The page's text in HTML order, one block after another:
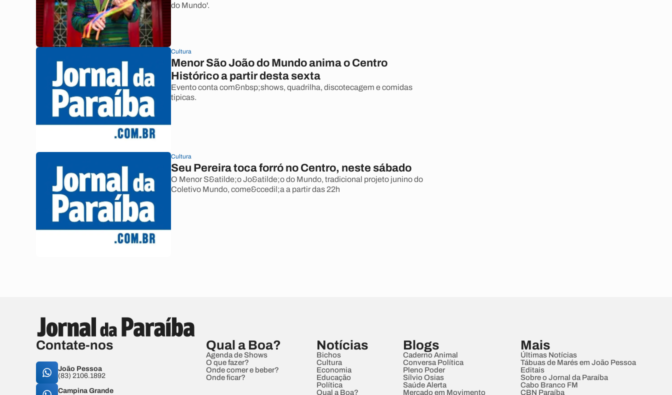
do Mundo'.
Cultura
Menor São João do Mundo anima o Centro
Histórico a partir desta sexta
Evento conta com&nbsp;shows, quadrilha, discotecagem e comidas
tipicas.
Cultura
Seu Pereira toca forró no Centro, neste sábado
O Menor S&atilde;o Jo&atilde;o do Mundo, tradicional projeto junino do
Coletivo Mundo, come&ccedil;a a partir das 22h
Contate-nos
João Pessoa
(83) 2106.1892
Campina Grande
Qual a Boa?
Agenda de Shows
O que fazer?
Onde comer e beber?
Onde ficar?
Notícias
Bichos
Cultura
Economia
Educação
Política
Qual a Boa?
Blogs
Caderno Animal
Conversa Política
Pleno Poder
Sílvio Osias
Saúde Alerta
Mercado em Movimento
Mais
Últimas Notícias
Tábuas de Marés em João Pessoa
Editais
Sobre o Jornal da Paraíba
Cabo Branco FM
CBN Paraíba